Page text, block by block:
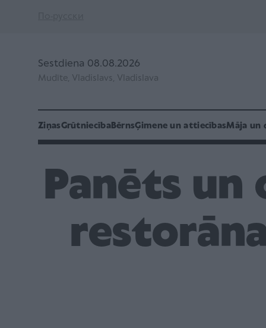
Sestdiena 08.08.2026
Mudīte, Vladislavs, Vladislava
ZiņasGrūtniecībaBērnsĢimene un attiecībasMāja un
Panēts un